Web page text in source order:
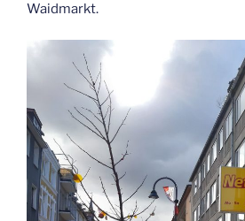
Waidmarkt.